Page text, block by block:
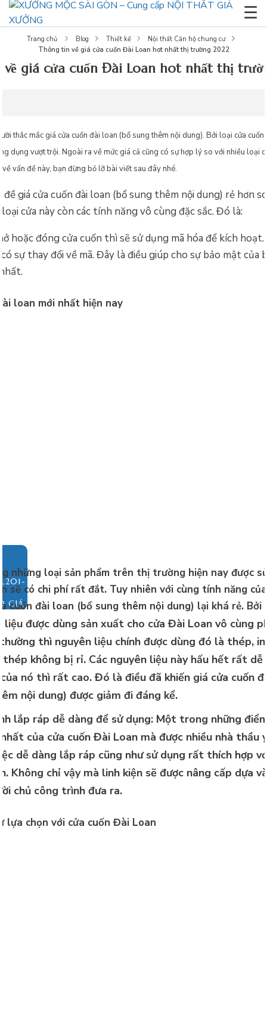
☰
Trang chủ Blog Thiết kế
Nội thất Căn hộ chung cư
Thông tin về giá cửa cuốn Đài Loan hot nhất thị trường 2022
giá cửa cuốn Đài Loan hot nhất thị
thắc mắc giá cửa cuốn đài loan (bổ sung thêm nội dung). Bởi loại cửa cuốn
dụng vượt trội. Ngoài ra về mức giá cả cũng có sự hợp lý so với nhiều loại
vấn đề này, bạn đừng bỏ lỡ bài viết sau đây nhé.
đềgiá cửa cuốn đài loan (bổ sung thêm nội dung) rẻ hơn
cửa này còn các tính năng vô cùng đặc sắc. Đó là:
hoặc đóng cửa cuốn thì sẽ sử dụng mã hóa để kích
sự thay đổi về mã. Đây là điều giúp cho sự bảo mật của
GIÁ
những loại sản phẩm trên thị trường hiện nay được
sẽ có chi phí rất đắt. Tuy nhiên với cùng tính năng
cuốn đài loan (bổ sung thêm nội dung) lại khá rẻ. Bởi
liệu được dùng sản xuất cho cửa Đài Loan vô cùng
thì nguyên liệu chính được dùng đó là thép,
thép không bị rỉ. Các nguyên liệu này hấu hết rất dễ
nó thì rất cao. Đó là điều đã khiến giá cửa cuốn
nội dung) được giảm đi đáng kể.
lắp ráp dễ dàng để sử dụng: Một trong những
của cửa cuốn Đài Loan mà được nhiều nhà thầu
dễ dàng lắp ráp cũng như sử dụng rất thích hợp
Không chỉ vậy mà linh kiện sẽ được nâng cấp dựa
chủ công trình đưa ra.